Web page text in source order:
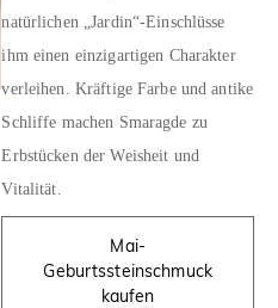
natürlichen „Jardin“-Einschlüsse
ihm einen einzigartigen Charakter
verleihen. Kräftige Farbe und antike
Schliffe machen Smaragde zu
Erbstücken der Weisheit und
Vitalität.
Mai-
Geburtssteinschmuck
kaufen